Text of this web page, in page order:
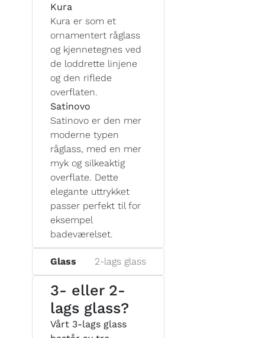
Kura
Kura er som et
ornamentert råglass
og kjennetegnes ved
de loddrette linjene
og den riflede
overflaten.
Satinovo
Satinovo er den mer
moderne typen
råglass, med en mer
myk og silkeaktig
overflate. Dette
elegante uttrykket
passer perfekt til for
eksempel
badeværelset.
Glass 2-lags glass
3- eller 2-
lags glass?
Vårt 3-lags glass